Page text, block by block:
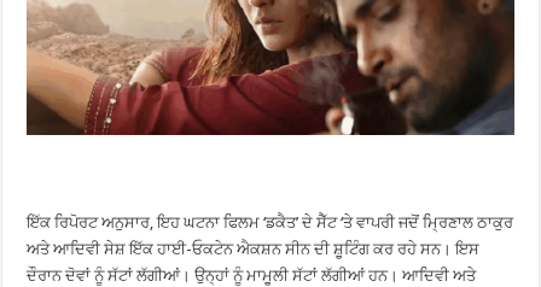
ਇੱਕ ਰਿਪੋਰਟ ਅਨੁਸਾਰ, ਇਹ ਘਟਨਾ ਫਿਲਮ ‘ਡਕੈਤ’ ਦੇ ਸੈੱਟ ‘ਤੇ ਵਾਪਰੀ ਜਦੋਂ ਮ੍ਰਿਣਾਲ ਠਾਕੁਰ
ਅਤੇ ਆਦਿਵੀ ਸੇਸ਼ ਇੱਕ ਹਾਈ-ਓਕਟੇਨ ਐਕਸ਼ਨ ਸੀਨ ਦੀ ਸ਼ੂਟਿੰਗ ਕਰ ਰਹੇ ਸਨ। ਇਸ
ਦੌਰਾਨ ਦੋਵਾਂ ਨੂੰ ਸੱਟਾਂ ਲੱਗੀਆਂ। ਉਨ੍ਹਾਂ ਨੂੰ ਮਾਮੂਲੀ ਸੱਟਾਂ ਲੱਗੀਆਂ ਹਨ। ਆਦਿਵੀ ਅਤੇ